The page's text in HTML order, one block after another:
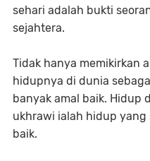
sehari adalah bukti
sejahtera.
Tidak hanya memikirkan
hidupnya di dunia
banyak amal baik. Hidup
ukhrawi ialah hidup yang
baik.